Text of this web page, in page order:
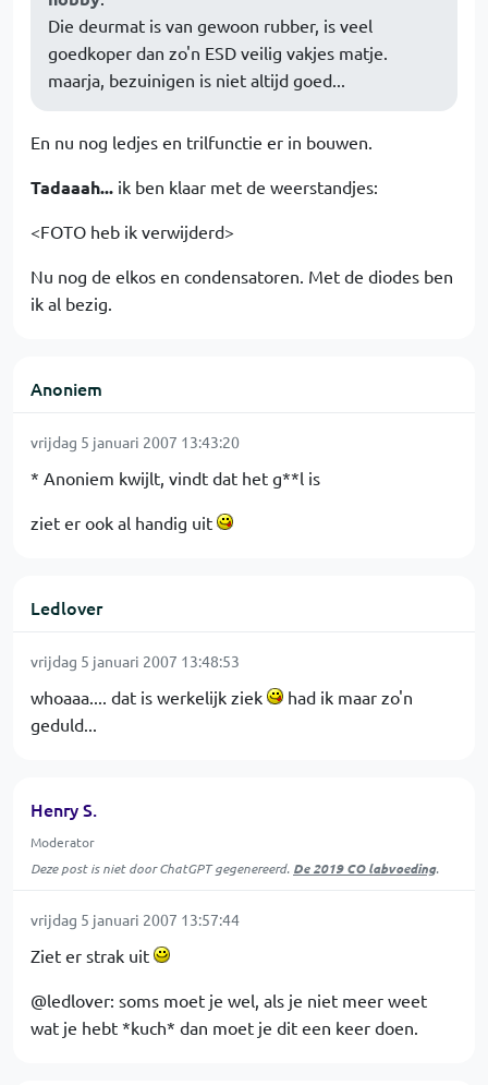
Die deurmat is van gewoon rubber, is veel
goedkoper dan zo'n ESD veilig vakjes matje.
maarja, bezuinigen is niet altijd goed...
En nu nog ledjes en trilfunctie er in bouwen.
Tadaaah... ik ben klaar met de weerstandjes:
<FOTO heb ik verwijderd>
Nu nog de elkos en condensatoren. Met de diodes ben
ik al bezig.
Anoniem
vrijdag 5 januari 2007 13:43:20
* Anoniem kwijlt, vindt dat het g**l is
ziet er ook al handig uit
Ledlover
vrijdag 5 januari 2007 13:48:53
whoaaa.... dat is werkelijk ziek
had ik maar zo'n
geduld...
Henry S.
Moderator
Deze post is niet door ChatGPT gegenereerd. De 2019 CO labvoeding.
vrijdag 5 januari 2007 13:57:44
Ziet er strak uit
@ledlover: soms moet je wel, als je niet meer weet
wat je hebt *kuch* dan moet je dit een keer doen.